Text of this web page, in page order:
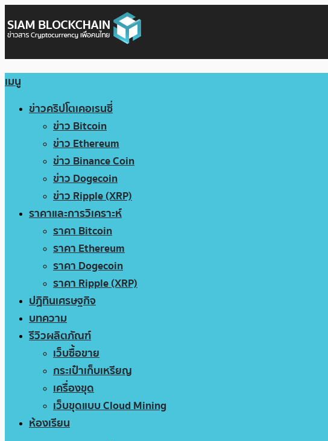
เมนู
ข่าวคริปโตเคอเรนซี่
ข่าว Bitcoin
ข่าว Ethereum
ข่าว Binance Coin
ข่าว Dogecoin
ข่าว Ripple (XRP)
ราคาและการวิเคราะห์
ราคา Bitcoin
ราคา Ethereum
ราคา Dogecoin
ราคา Ripple (XRP)
ปฏิทินเศรษฐกิจ
บทความ
รีวิวผลิตภัณฑ์
เว็บซื้อขาย
กระเป๋าเก็บเหรียญ
เครื่องขุด
เว็บขุดแบบ Cloud Mining
ห้องเรียน